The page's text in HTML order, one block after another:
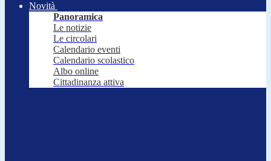
Novità
Panoramica
Le notizie
Le circolari
Calendario eventi
Calendario scolastico
Albo online
Cittadinanza attiva